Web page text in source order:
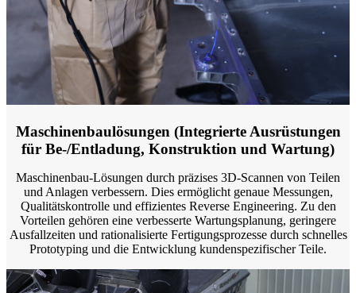
Lab Scan
AutoScan-DS-EX Pro (H)
AutoScan-DS-EX Pro (C)
Dental 3D-Drucker
AccuFab-Aris
NEU
AccuFab F1
AccuFab CEL
AccuFab L4D/K
Neuer 3D-Gesichtsscanner
e-MotionNEU
MetiSmile
Maschinenbaulösungen (Integrierte Ausrüstungen
für Be-/Entladung, Konstruktion und Wartung)
Maschinenbau-Lösungen durch präzises 3D-Scannen von Teilen
und Anlagen verbessern. Dies ermöglicht genaue Messungen,
Qualitätskontrolle und effizientes Reverse Engineering. Zu den
Vorteilen gehören eine verbesserte Wartungsplanung, geringere
Ausfallzeiten und rationalisierte Fertigungsprozesse durch schnelles
Prototyping und die Entwicklung kundenspezifischer Teile.